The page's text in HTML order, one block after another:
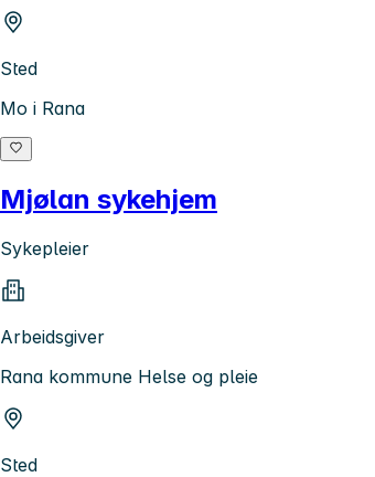
Sted
Mo i Rana
Mjølan sykehjem
Sykepleier
Arbeidsgiver
Rana kommune Helse og pleie
Sted